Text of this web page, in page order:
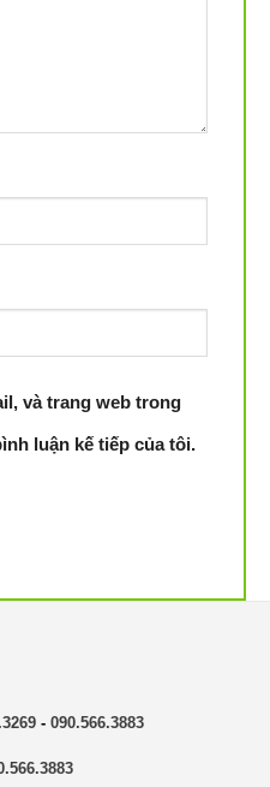
và trang web trong
luận kế tiếp của tôi.
-090.566.3883